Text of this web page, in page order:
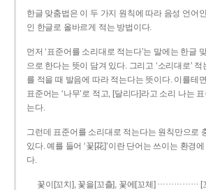
한글 맞춤법은 이 두 가지 원칙에 따라 음성 언어
인 한글로 올바르게 적는 방법이다.
먼저 ‘표준어를 소리대로 적는다’는 말에는 한글
으로 한다는 뜻이 담겨 있다. 그리고 ‘소리대로’
를 적을 때 발음에 따라 적는다는 뜻이다. 이를테
표준어는 ‘나무’로 적고, [달리다]라고 소리 나는 표
는다.
그런데 표준어를 소리대로 적는다는 원칙만으로
있다. 예를 들어 ‘꽃[花]’이란 단어는 쓰이는 환경
다.
꽃이[꼬치], 꽃을[꼬츨], 꽃에[꼬체] …………… [